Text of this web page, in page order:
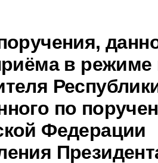
в режиме
по
Федерации